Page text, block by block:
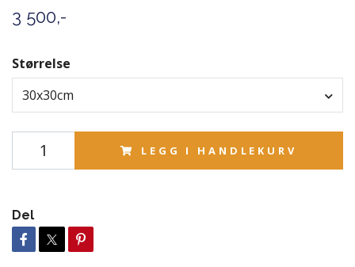
3 500,-
Størrelse
30x30cm
LEGG I HANDLEKURV
Del